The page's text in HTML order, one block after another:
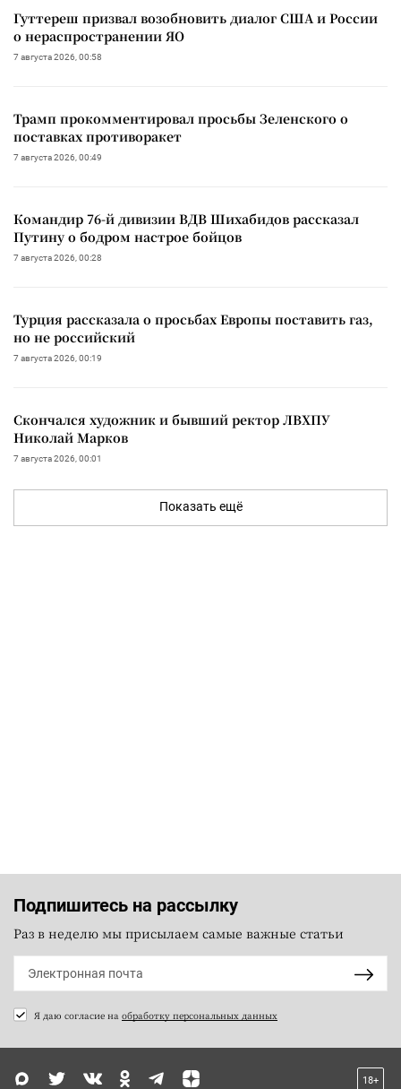
Гуттереш призвал возобновить диалог США и России
о нераспространении ЯО
7 августа 2026, 00:58
Трамп прокомментировал просьбы Зеленского о
поставках противоракет
7 августа 2026, 00:49
Командир 76-й дивизии ВДВ Шихабидов рассказал
Путину о бодром настрое бойцов
7 августа 2026, 00:28
Турция рассказала о просьбах Европы поставить газ,
но не российский
7 августа 2026, 00:19
Скончался художник и бывший ректор ЛВХПУ
Николай Марков
7 августа 2026, 00:01
Показать ещё
Подпишитесь на рассылку
Раз в неделю мы присылаем самые важные статьи
Я даю согласие на обработку персональных данных
18+